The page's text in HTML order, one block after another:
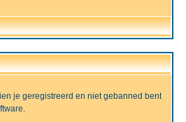
je geregistreerd en niet gebanned bent